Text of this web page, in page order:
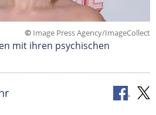
© Image Press Agency/ImageCollect
mit ihren psychischen